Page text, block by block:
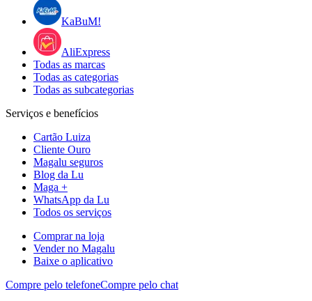
KaBuM!
AliExpress
Todas as marcas
Todas as categorias
Todas as subcategorias
Serviços e benefícios
Cartão Luiza
Cliente Ouro
Magalu seguros
Blog da Lu
Maga +
WhatsApp da Lu
Todos os serviços
Comprar na loja
Vender no Magalu
Baixe o aplicativo
Compre pelo telefoneCompre pelo chat